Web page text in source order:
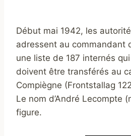
Début mai 1942, les
adressent au commandant
une liste de 187 internés qui
doivent être transférés au
Compiègne (Frontstallag
Le nom d’André Lecompte
figure.